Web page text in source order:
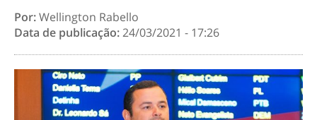
Por:Wellington Rabello
Data de publicação:24/03/2021 - 17:26